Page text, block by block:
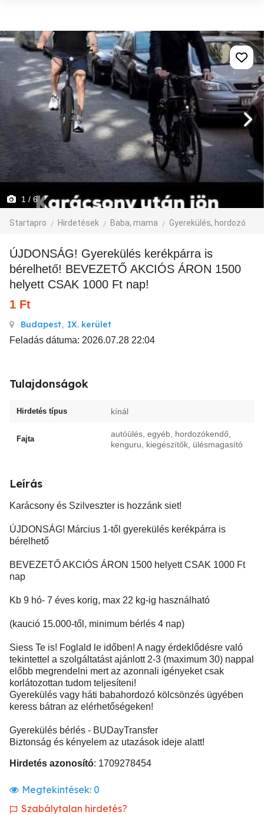
1 / 6
Startapro Hirdetések Baba, mama Gyerekülés, hordozó
ÚJDONSÁG! Gyerekülés kerékpárra is
bérelhető! BEVEZETŐ AKCIÓS ÁRON 1500
helyett CSAK 1000 Ft nap!
1 Ft
Budapest, IX. kerület
Feladás dátuma: 2026.07.28 22:04
Tulajdonságok
Hirdetés típus kínál
Fajta
autóülés, egyéb, hordozókendő,
kenguru, kiegészítők, ülésmagasító
Leírás
Karácsony és Szilveszter is hozzánk siet!
ÚJDONSÁG! Március 1-től gyerekülés kerékpárra is
bérelhető
BEVEZETŐ AKCIÓS ÁRON 1500 helyett CSAK 1000 Ft
nap
Kb 9 hó- 7 éves korig, max 22 kg-ig használható
(kaució 15.000-től, minimum bérlés 4 nap)
Siess Te is! Foglald le időben! A nagy érdeklődésre való
tekintettel a szolgáltatást ajánlott 2-3 (maximum 30) nappal
előbb megrendelni mert az azonnali igényeket csak
korlátozottan tudom teljesíteni!
Gyerekülés vagy háti babahordozó kölcsönzés ügyében
keress bátran az elérhetőségeken!
Gyerekülés bérlés - BUDayTransfer
Biztonság és kényelem az utazások ideje alatt!
Hirdetés azonosító: 1709278454
Megtekintések: 0
Szabálytalan hirdetés?